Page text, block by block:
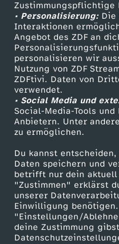
Zustimmungspflichtige
• Personalisierung:Die
Interaktionen
Angebot des ZDF an
personalisieren wir
Nutzung von ZDF
ZDFtivi. Daten von
verwendet.
• Social Media und
Social-Media-Tools
Anbietern. Unter
zu ermöglichen.
Du kannst
Daten speichern und
betrifft nur dein
"Zustimmen" erklärst
unserer
Einwilligung
"Einstellungen/
deine Zustimmung
Livestreams
Sendungen A-Z
TV-Programm
ZDF Unternehmen
Karriere
ZDF goes Schule
Werbefernsehen
Mainzelmännchen